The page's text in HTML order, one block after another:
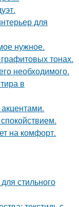
для
нужное.
тонах.
необходимого.
в
на комфорт.
стильного